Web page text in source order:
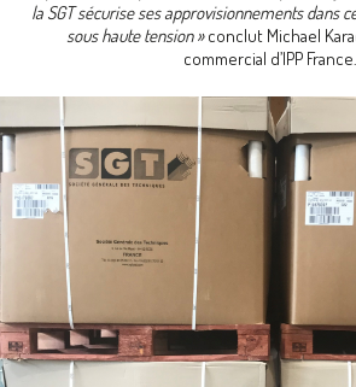
la SGT sécurise ses approvisionnements dans
sous haute tension »conclut Michael
commercial d’IPP France.